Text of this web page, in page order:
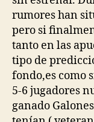
rumores han
pero si
tanto en las
tipo de
fondo,es como
5-6 jugadores
ganado